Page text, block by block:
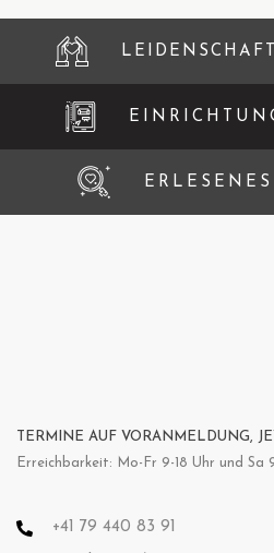
TERMINE AUF VORANMELDUNG,
Erreichbarkeit: Mo-Fr 9-18 Uhr und Sa
+41 79 440 83 91